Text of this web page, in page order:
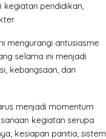
pendidikan,
mengurangi antusiasme
selama ini menjadi
kebangsaan, dan
menjadi momentum
kegiatan serupa
kesiapan panitia, sistem